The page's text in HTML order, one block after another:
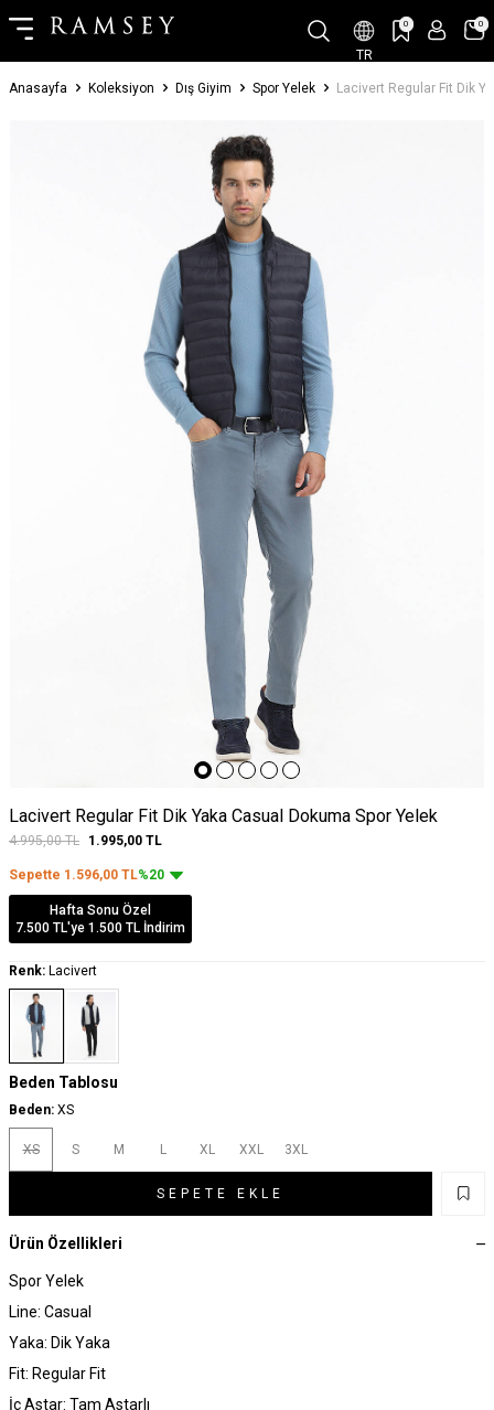
TR
0 0
Anasayfa Koleksiyon Dış Giyim Spor Yelek Lacivert Regular Fit Dik
Lacivert Regular Fit Dik Yaka Casual Dokuma Spor Yelek
4.995,00TL 1.995,00 TL
Sepette 1.596,00 TL%20
Hafta Sonu Özel
7.500 TL'ye 1.500 TL İndirim
Renk: Lacivert
Beden Tablosu
Beden: XS
XS S M L XL XXL 3XL
SEPETE EKLE
Ürün Özellikleri
Spor Yelek
Line: Casual
Yaka: Dik Yaka
Fit: Regular Fit
İç Astar: Tam Astarlı